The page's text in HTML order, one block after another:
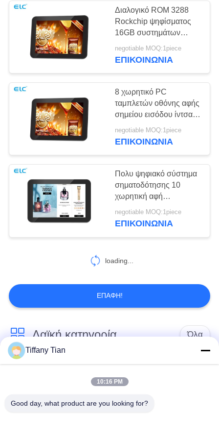
Δύο οθόνες
Ψηφιακά
ημερολόγια
Τραμπλέτο έξυπνου
6
Διαλογικό ROM 3288
Rockchip ψηφίσματος
16GB συστημάτων
σηματοδότησης
1280*800 σημείου
negotiable MOQ:1piece
ΕΠΙΚΟΙΝΩΝΙΑ
8 χωρητικό PC
ταμπλετών οθόνης αφής
σημείου εισόδου ίντσας
με το ψηφιακό σύστημα
σηματοδότησης τρυπών
negotiable MOQ:1piece
ΕΠΙΚΟΙΝΩΝΙΑ
Πολυ ψηφιακό σύστημα
σηματοδότησης 10
χωρητική αφή
αρρενωπά 8,1
γλωσσικού σημείου
negotiable MOQ:1piece
ΕΠΙΚΟΙΝΩΝΙΑ
loading...
ΕΠΑΦΉ!
Λαϊκή κατηγορία Όλα
Λύσεις οθόνης
εστιατορίων
Σημειώσεις οθόνης
Tiffany Tian
10:16 PM
Good day, what product are you looking for?